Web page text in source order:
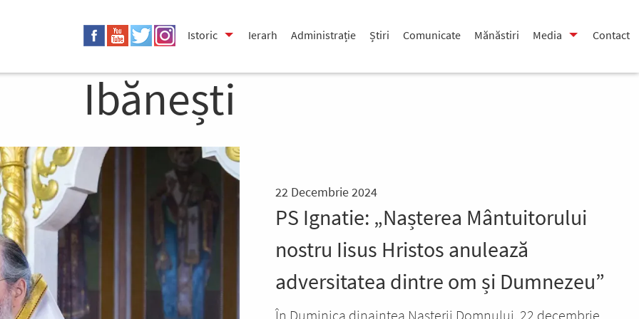
Istoric Ierarh Administrație Știri Comunicate Mănăstiri Media Contact
Ibănești
22 Decembrie 2024
PS Ignatie: „Nașterea Mântuitorului
nostru Iisus Hristos anulează
adversitatea dintre om și Dumnezeu”
În Duminica dinaintea Nașterii Domnului, 22 decembrie